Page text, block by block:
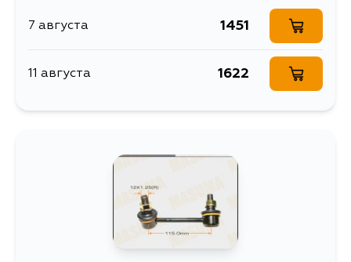
7 августа 1451
11 августа 1622